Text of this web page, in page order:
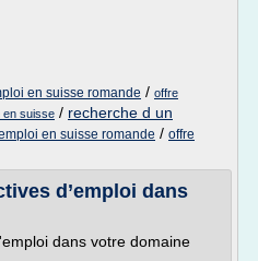
en suisse romande / offre
en suisse / recherche d un
en suisse romande / offre
d’emploi dans
dans votre domaine